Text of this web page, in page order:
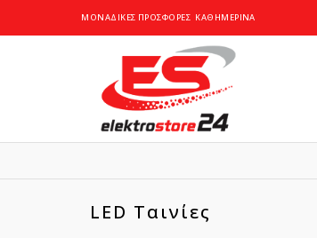
ΜΟΝΑΔΙΚΕΣ ΠΡΟΣΦΟΡΕΣ ΚΑΘΗΜΕΡΙΝΑ
LED Ταινίες